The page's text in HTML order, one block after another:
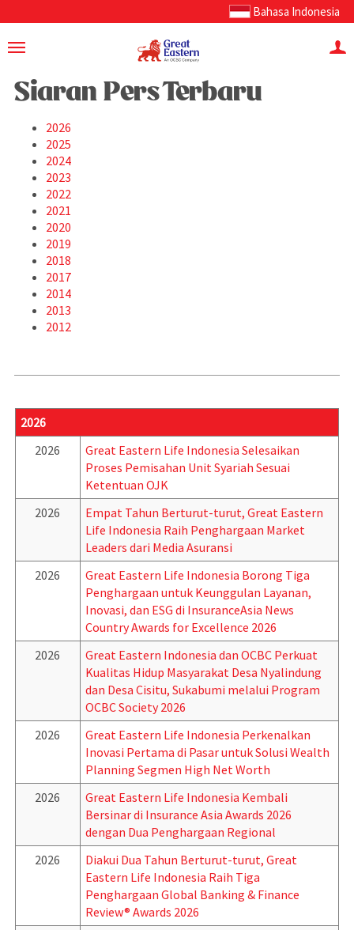
Bahasa Indonesia
Siaran Pers Terbaru
2026
2025
2024
2023
2022
2021
2020
2019
2018
2017
2014
2013
2012
2026
2026
Great Eastern Life Indonesia Selesaikan
Proses Pemisahan Unit Syariah Sesuai
Ketentuan OJK
2026
Empat Tahun Berturut-turut, Great Eastern
Life Indonesia Raih Penghargaan Market
Leaders dari Media Asuransi
2026
Great Eastern Life Indonesia Borong Tiga
Penghargaan untuk Keunggulan Layanan,
Inovasi, dan ESG di InsuranceAsia News
Country Awards for Excellence 2026
2026
Great Eastern Indonesia dan OCBC Perkuat
Kualitas Hidup Masyarakat Desa Nyalindung
dan Desa Cisitu, Sukabumi melalui Program
OCBC Society 2026
2026
Great Eastern Life Indonesia Perkenalkan
Inovasi Pertama di Pasar untuk Solusi Wealth
Planning Segmen High Net Worth
2026
Great Eastern Life Indonesia Kembali
Bersinar di Insurance Asia Awards 2026
dengan Dua Penghargaan Regional
2026
Diakui Dua Tahun Berturut-turut, Great
Eastern Life Indonesia Raih Tiga
Penghargaan Global Banking & Finance
Review® Awards 2026